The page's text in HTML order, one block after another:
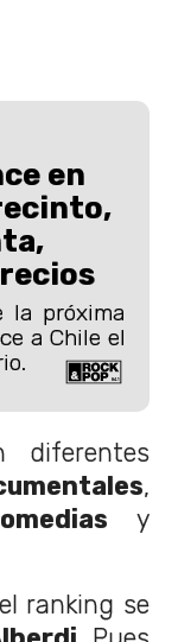
en
la próxima
a Chile el
diferentes
,
y
ranking se